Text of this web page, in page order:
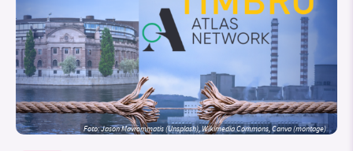
Foto: Jason Mavrommatis (Unsplash), Wikimedia Commons, Canva (montage)